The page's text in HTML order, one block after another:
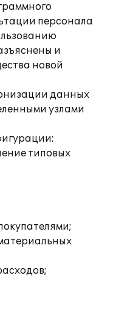
персонала
и
новой
данных
узлами
типовых